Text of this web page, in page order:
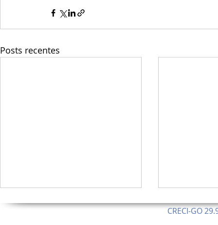
Posts recentes
CRECI-GO